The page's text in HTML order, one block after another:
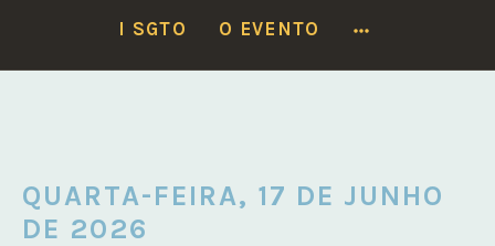
I SGTO O EVENTO
QUARTA-FEIRA, 17 DE JUNHO
DE 2026
Locais do I SGTO: 17/6 — SETO ·18 e 19/6 — Faculdade de Medicina
Ver programação